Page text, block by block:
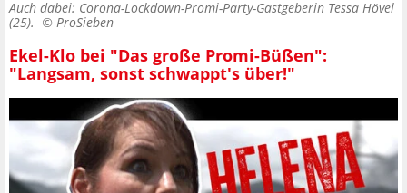
Auch dabei: Corona-Lockdown-Promi-Party-Gastgeberin Tessa Hövel
(25). © ProSieben
Ekel-Klo bei "Das große Promi-Büßen":
"Langsam, sonst schwappt's über!"